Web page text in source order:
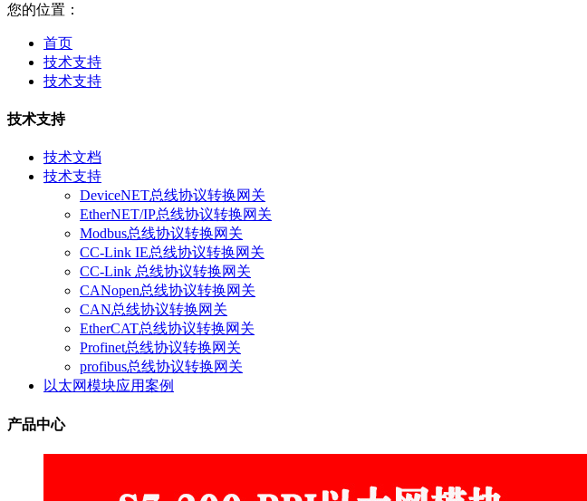
您的位置：
首页
技术支持
技术支持
技术支持
技术文档
技术支持
DeviceNET总线协议转换网关
EtherNET/IP总线协议转换网关
Modbus总线协议转换网关
CC-Link IE总线协议转换网关
CC-Link 总线协议转换网关
CANopen总线协议转换网关
CAN总线协议转换网关
EtherCAT总线协议转换网关
Profinet总线协议转换网关
profibus总线协议转换网关
以太网模块应用案例
产品中心